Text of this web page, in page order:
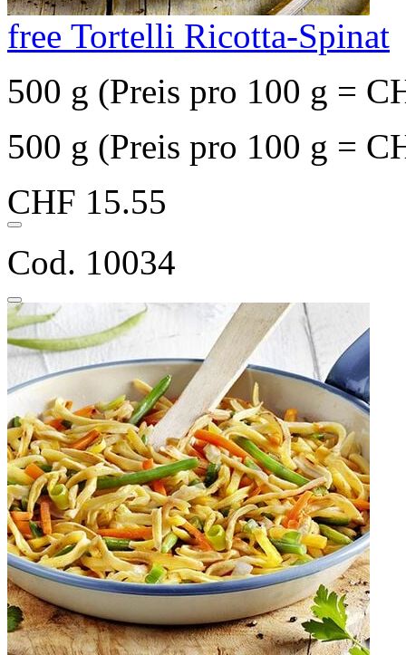
free Tortelli Ricotta-Spinat
500 g (Preis pro 100 g =
500 g (Preis pro 100 g =
CHF 15.55
Cod. 10034